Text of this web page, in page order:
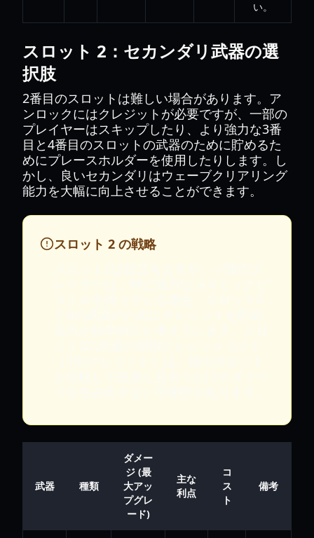
い。
スロット 2：セカンダリ武器の選
択肢
2番目のスロットは難しい場合があります。ア
ンロックにはクレジットが必要ですが、一部の
プレイヤーはスキップしたり、より強力な3番
目と4番目のスロットの武器のために貯めるた
めにプレースホルダーを使用したりします。し
かし、良いセカンダリはウェーブクリアリング
能力を大幅に向上させることができます。
スロット 2 の戦略
武器 種類
ダメー
ジ (最
大アッ
プグレ
ード)
主な
利点
コ
ス
ト
備考